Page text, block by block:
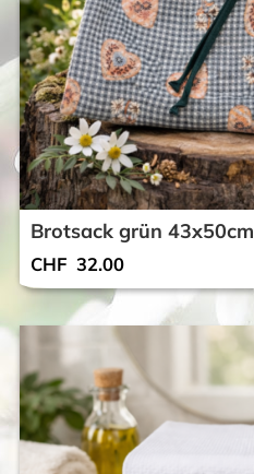
Brotsack grün 43x50cm
CHF 32.00